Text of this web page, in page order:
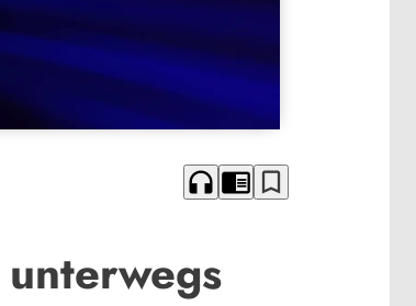
headphones chrome_reader_mode bookmark_border